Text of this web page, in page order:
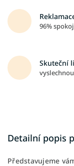
96%
Skuteční
Detailní popis
Představujeme